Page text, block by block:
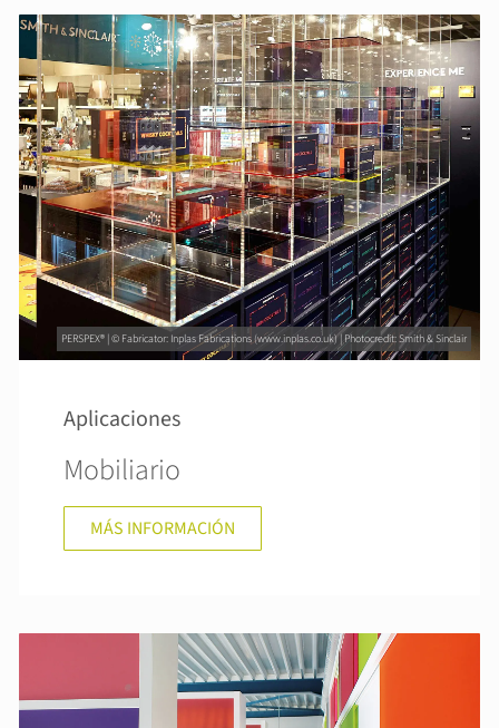
PERSPEX® | © Fabricator: Inplas Fabrications (www.inplas.co.uk) | Photocredit: Smith & Sinclair
Aplicaciones
Mobiliario
MÁS INFORMACIÓN